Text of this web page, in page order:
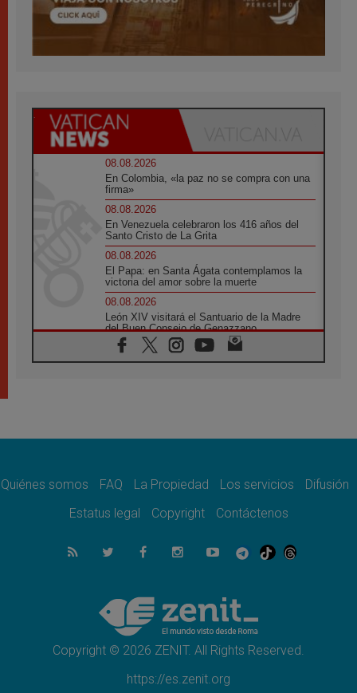
08.08.2026
En Colombia, «la paz no se compra con una
firma»
08.08.2026
En Venezuela celebraron los 416 años del
Santo Cristo de La Grita
08.08.2026
El Papa: en Santa Ágata contemplamos la
victoria del amor sobre la muerte
08.08.2026
León XIV visitará el Santuario de la Madre
del Buen Consejo de Genazzano
07.08.2026
Filipinas: el Vicariato Apostólico de Calapán
07.08.2026
07.08.2026
muertos en 300 días
Tagle: La guerra desfigura el mundo, solo la
revelación de Dios lo transfigura
Presentada la Trienal de Arte de las
Universidades Católicas: «Exercises in
Empathy»
Quiénes somos FAQ La Propiedad Los servicios
Difusión
Estatus legal
Copyright Contáctenos
Copyright © 2026 ZENIT. All Rights Reserved.
https://es.zenit.org